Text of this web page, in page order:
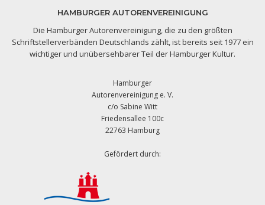
HAMBURGER AUTORENVEREINIGUNG
Die Hamburger Autorenvereinigung, die zu den größten
Schriftstellerverbänden Deutschlands zählt, ist bereits seit 1977 ein
wichtiger und unübersehbarer Teil der Hamburger Kultur.
Hamburger
Autorenvereinigung e. V.
c/o Sabine Witt
Friedensallee 100c
22763 Hamburg
Gefördert durch: